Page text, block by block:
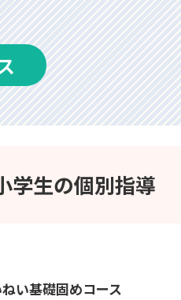
学⽣の個別指導
い基礎固めコース